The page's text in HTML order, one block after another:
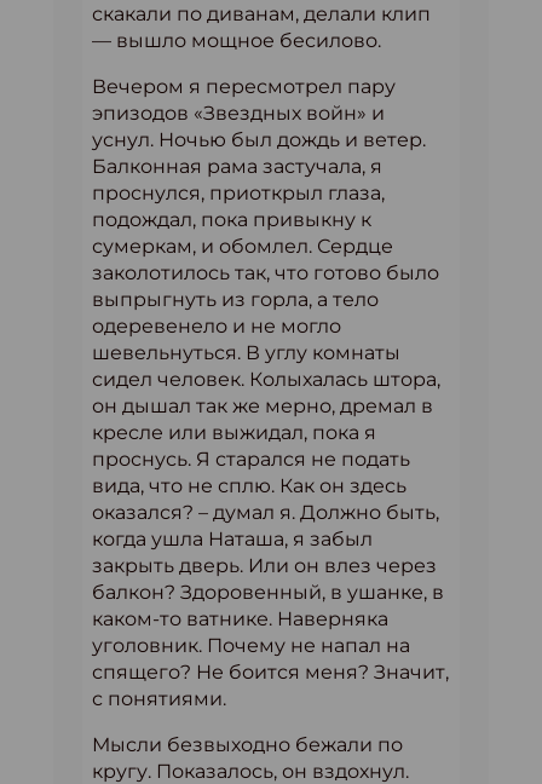
скакали по диванам, делали клип
— вышло мощное бесилово.
Вечером я пересмотрел пару
эпизодов «Звездных войн» и
уснул. Ночью был дождь и ветер.
Балконная рама застучала, я
проснулся, приоткрыл глаза,
подождал, пока привыкну к
сумеркам, и обомлел. Сердце
заколотилось так, что готово было
выпрыгнуть из горла, а тело
одеревенело и не могло
шевельнуться. В углу комнаты
сидел человек. Колыхалась штора,
он дышал так же мерно, дремал в
кресле или выжидал, пока я
проснусь. Я старался не подать
вида, что не сплю. Как он здесь
оказался? – думал я. Должно быть,
когда ушла Наташа, я забыл
закрыть дверь. Или он влез через
балкон? Здоровенный, в ушанке, в
каком-то ватнике. Наверняка
уголовник. Почему не напал на
спящего? Не боится меня? Значит,
с понятиями.
Мысли безвыходно бежали по
кругу. Показалось, он вздохнул.